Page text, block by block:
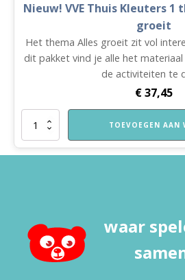
Nieuw! VVE Thuis Kleuters
groeit
Het thema Alles groeit zit vol
dit pakket vind je alle het
de activiteiten te
€37,45
Nieuw!
Thuis
aantal
TOEVOEGEN AAN
waar